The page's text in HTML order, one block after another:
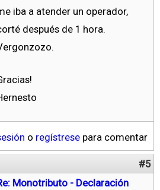
iba a atender un operador,
después de 1 hora.
o regístrese para comentar
#5
Monotributo - Declaración